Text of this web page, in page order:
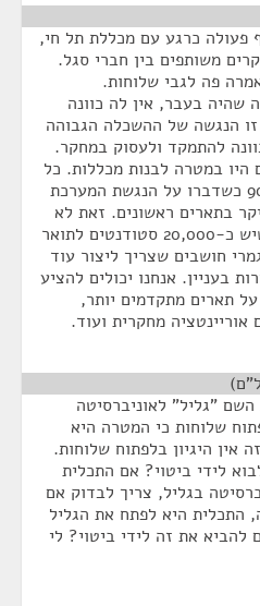
פעולה כרגע עם מכללת תל חי,
משותפים בין חברי סגל.
פה לגבי שלוחות.
שהיה בעבר, אין לה כוונה
הנגשה של ההשכלה הגבוהה
להתמקד ולעסוק במחקר.
במטרה לבנות מכללות. כל
הנושא של הנגשה בשנות ה-90 כשדברו על הנגשת המערכת
בתארים ראשונים. זאת לא
הכוונה כרגע, אנחנו יודעים שיש כ-20,000 סטודנטים לתואר
חושבים שצריך ליצור עוד
בעניין. אנחנו יכולים להציע
תארים מתקדמים יותר,
מחקרית ועוד.
"גליל" לאוניברסיטה
שלוחות כי המטרה היא
אין היגיון בלפתוח שלוחות.
לידי ביטוי? אם התכלית
בגליל, צריך לבדוק אם
התכלית היא לפתח את הגליל
להביא את זה לידי ביטוי? לי